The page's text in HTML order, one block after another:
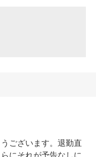
ございます。退勤直
にそれが予告なしに